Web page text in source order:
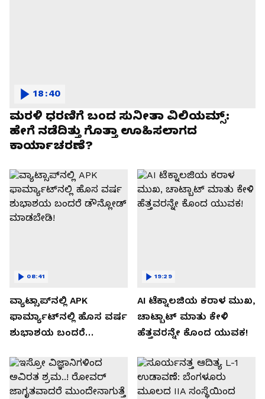
ಮರಳಿ ಧರಣಿಗೆ ಬಂದ ಸುನೀತಾ ವಿಲಿಯಮ್ಸ್:
ಹೇಗೆ ನಡೆದಿತ್ತು ಗೊತ್ತಾ ಊಹಿಸಲಾಗದ
ಕಾರ್ಯಾಚರಣೆ?
18:40
ವ್ಯಾಟ್ಸಾಪ್‌ನಲ್ಲಿ APK
ಫಾರ್ಮ್ಯಾಟ್‌ನಲ್ಲಿ ಹೊಸ ವರ್ಷ
ಶುಭಾಶಯ ಬಂದರೆ
08:41
AI ಟೆಕ್ನಾಲಜಿಯ ಕರಾಳ ಮುಖ,
ಚಾಟ್ಬಾಟ್ ಮಾತು ಕೇಳಿ
ಹೆತ್ತವರನ್ನೇ ಕೊಂದ ಯುವಕ!
19:29